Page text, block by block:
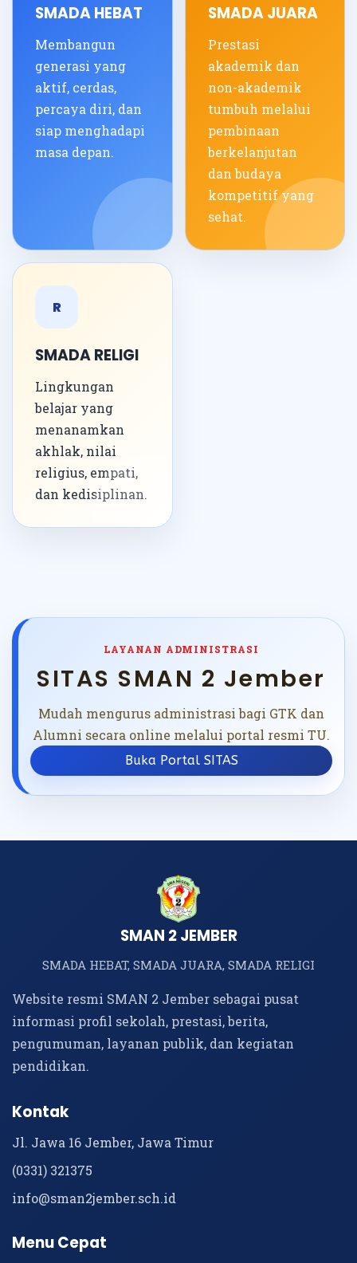
SMADA HEBAT
Membangun
generasi yang
aktif, cerdas,
percaya diri, dan
siap menghadapi
masa depan.
SMADA JUARA
Prestasi
akademik dan
non-akademik
tumbuh melalui
pembinaan
berkelanjutan
dan budaya
kompetitif yang
sehat.
R
SMADA RELIGI
Lingkungan
belajar yang
menanamkan
akhlak, nilai
religius, empati,
dan kedisiplinan.
LAYANAN ADMINISTRASI
SITAS SMAN 2 Jember
Mudah mengurus administrasi bagi GTK dan
Alumni secara online melalui portal resmi TU.
Buka Portal SITAS
SMAN 2 JEMBER
SMADA HEBAT, SMADA JUARA, SMADA RELIGI
Website resmi SMAN 2 Jember sebagai pusat
informasi profil sekolah, prestasi, berita,
pengumuman, layanan publik, dan kegiatan
pendidikan.
Kontak
Jl. Jawa 16 Jember, Jawa Timur
(0331) 321375
info@sman2jember.sch.id
Menu Cepat